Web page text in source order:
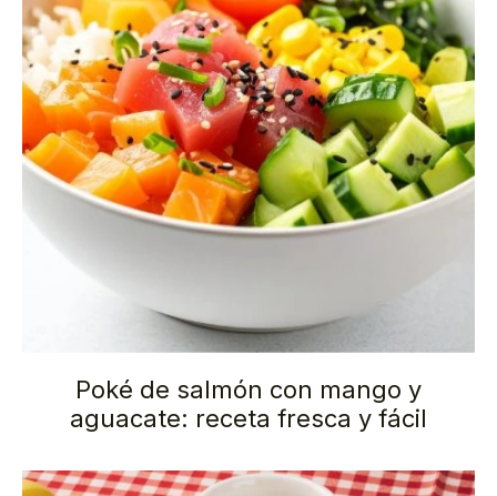
Poké de salmón con mango y
aguacate: receta fresca y fácil